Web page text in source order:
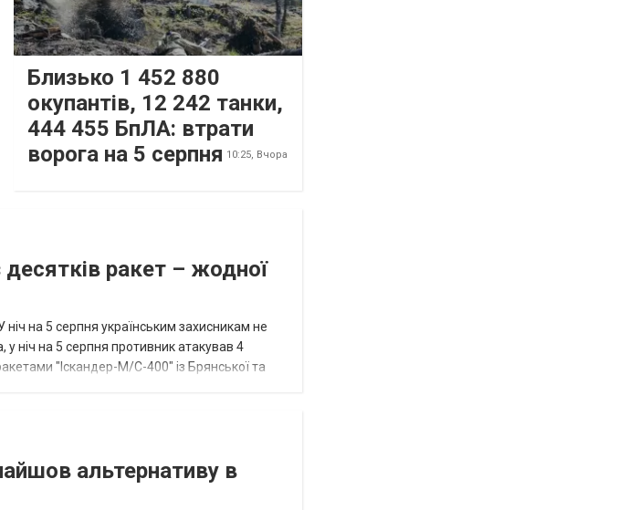
Близько 1 452 880
окупантів, 12 242 танки,
444 455 БпЛА: втрати
ворога на 5 серпня 10:25, Вчора
десятків ракет – жодної
на 5 серпня українським захисникам не
у ніч на 5 серпня противник атакував 4
"Іскандер-М/С-400" із Брянської та
альтернативу в